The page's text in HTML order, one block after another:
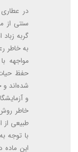
در
سنتی از
گربه
به خاطر
مواجهه
حفظ
شده‌اند
و
خاطر
طبیعی از
با توجه
این